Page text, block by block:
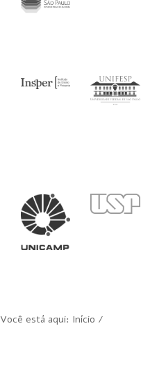
Você está aqui: Início /